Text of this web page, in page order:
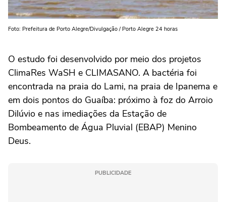
Foto: Prefeitura de Porto Alegre/Divulgação / Porto Alegre 24 horas
O estudo foi desenvolvido por meio dos projetos
ClimaRes WaSH e CLIMASANO. A bactéria foi
encontrada na praia do Lami, na praia de Ipanema e
em dois pontos do Guaíba: próximo à foz do Arroio
Dilúvio e nas imediações da Estação de
Bombeamento de Água Pluvial (EBAP) Menino
Deus.
PUBLICIDADE